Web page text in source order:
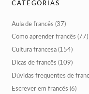
CATEGORIAS
Aula de francês (37)
Como aprender francês (77)
Cultura francesa (154)
Dicas de francês (109)
Dúvidas frequentes de
Escrever em francês (6)